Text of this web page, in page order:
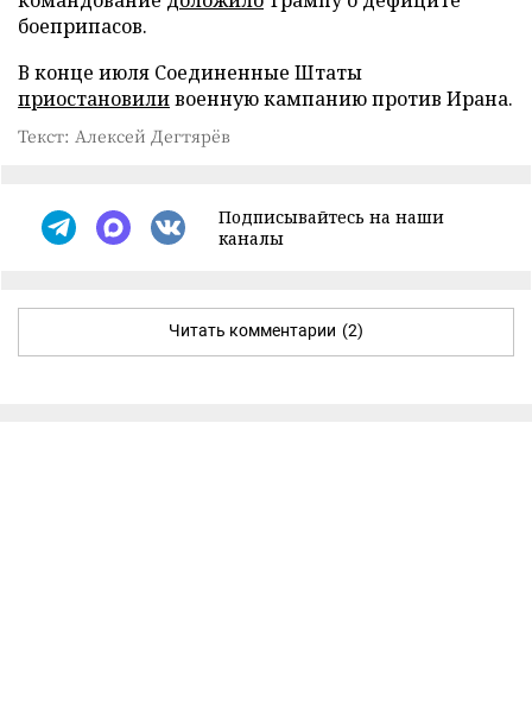
боеприпасов.
В конце июля Соединенные Штаты
приостановиливоенную кампанию против Ирана.
Текст: Алексей Дегтярёв
Подписывайтесь на наши
каналы
Читать комментарии (2)